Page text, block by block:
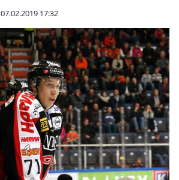
07.02.2019 17:32